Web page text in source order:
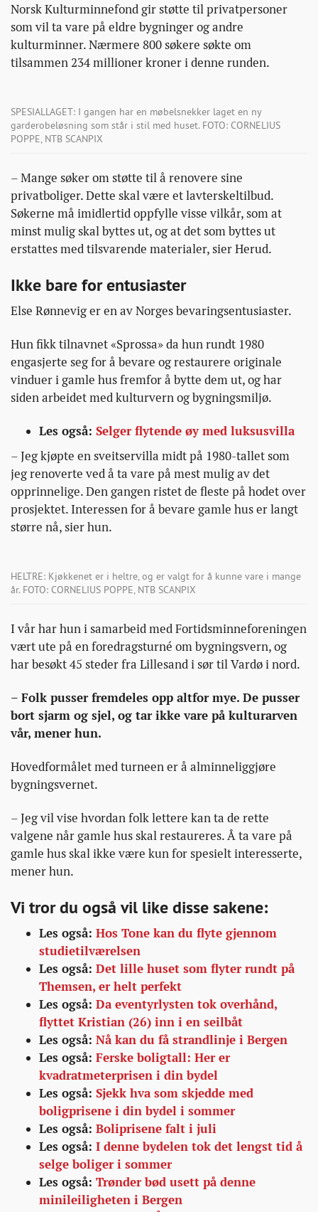
Norsk Kulturminnefond gir støtte til privatpersoner
som vil ta vare på eldre bygninger og andre
kulturminner. Nærmere 800 søkere søkte om
tilsammen 234 millioner kroner i denne runden.
SPESIALLAGET: I gangen har en møbelsnekker laget en ny
garderobeløsning som står i stil med huset. FOTO: CORNELIUS
POPPE, NTB SCANPIX
– Mange søker om støtte til å renovere sine
privatboliger. Dette skal være et lavterskeltilbud.
Søkerne må imidlertid oppfylle visse vilkår, som at
minst mulig skal byttes ut, og at det som byttes ut
erstattes med tilsvarende materialer, sier Herud.
Ikke bare for entusiaster
Else Rønnevig er en av Norges bevaringsentusiaster.
Hun fikk tilnavnet «Sprossa» da hun rundt 1980
engasjerte seg for å bevare og restaurere originale
vinduer i gamle hus fremfor å bytte dem ut, og har
siden arbeidet med kulturvern og bygningsmiljø.
Les også: Selger flytende øy med luksusvilla
– Jeg kjøpte en sveitservilla midt på 1980-tallet som
jeg renoverte ved å ta vare på mest mulig av det
opprinnelige. Den gangen ristet de fleste på hodet over
prosjektet. Interessen for å bevare gamle hus er langt
større nå, sier hun.
HELTRE: Kjøkkenet er i heltre, og er valgt for å kunne vare i mange
år. FOTO: CORNELIUS POPPE, NTB SCANPIX
I vår har hun i samarbeid med Fortidsminneforeningen
vært ute på en foredragsturné om bygningsvern, og
har besøkt 45 steder fra Lillesand i sør til Vardø i nord.
– Folk pusser fremdeles opp altfor mye. De pusser
bort sjarm og sjel, og tar ikke vare på kulturarven
vår, mener hun.
Hovedformålet med turneen er å alminneliggjøre
bygningsvernet.
– Jeg vil vise hvordan folk lettere kan ta de rette
valgene når gamle hus skal restaureres. Å ta vare på
gamle hus skal ikke være kun for spesielt interesserte,
mener hun.
Vi tror du også vil like disse sakene:
Les også: Hos Tone kan du flyte gjennom
studietilværelsen
Les også: Det lille huset som flyter rundt på
Themsen, er helt perfekt
Les også: Da eventyrlysten tok overhånd,
flyttet Kristian (26) inn i en seilbåt
Les også: Nå kan du få strandlinje i Bergen
Les også: Ferske boligtall: Her er
kvadratmeterprisen i din bydel
Les også: Sjekk hva som skjedde med
boligprisene i din bydel i sommer
Les også: Boliprisene falt i juli
Les også: I denne bydelen tok det lengst tid å
selge boliger i sommer
Les også: Trønder bød usett på denne
minileiligheten i Bergen